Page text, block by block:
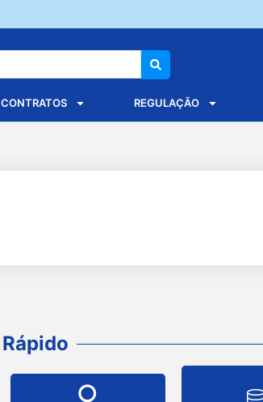
CONTRATOS REGULAÇÃO